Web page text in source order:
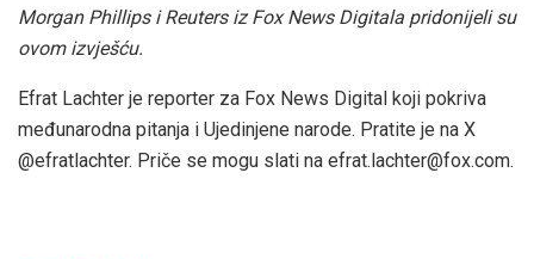
Morgan Phillips i Reuters iz Fox News Digitala pridonijeli su
ovom izvješću.
Efrat Lachter je reporter za Fox News Digital koji pokriva
međunarodna pitanja i Ujedinjene narode. Pratite je na X
@efratlachter. Priče se mogu slati na efrat.lachter@fox.com.